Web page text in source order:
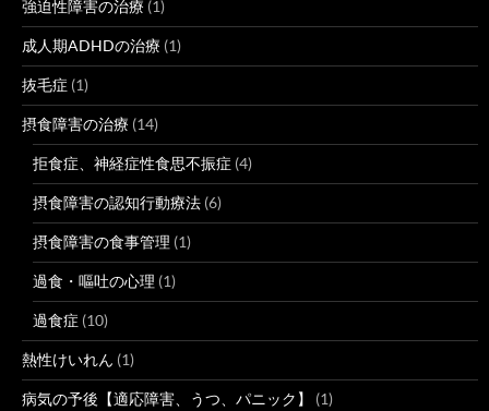
強迫性障害の治療 (1)
成人期ADHDの治療 (1)
抜毛症 (1)
摂食障害の治療 (14)
拒食症、神経症性食思不振症 (4)
摂食障害の認知行動療法 (6)
摂食障害の食事管理 (1)
過食・嘔吐の心理 (1)
過食症 (10)
熱性けいれん (1)
病気の予後【適応障害、うつ、パニック】 (1)